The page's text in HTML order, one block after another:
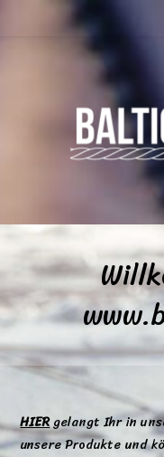
HIERgelangt Ihr in
unsere Produkte und